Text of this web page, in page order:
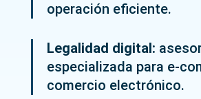
operación eficiente.
Legalidad digital:
especializada para e-
comercio electrónico.